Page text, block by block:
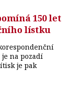
150 let
lístku
na pozadí
je pak